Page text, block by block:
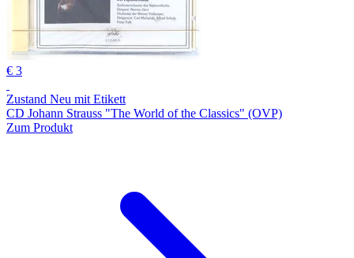
€ 3
Zustand Neu mit Etikett
CD Johann Strauss "The World of the Classics" (OVP)
Zum Produkt